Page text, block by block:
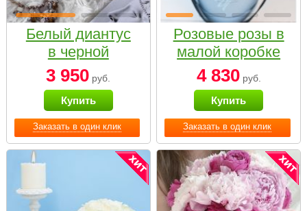
Заказать в один клик
Белый диантус
в черной
коробке Small
3 950 руб.
Купить
Заказать в один клик
Розовые розы в
малой коробке
4 830руб.
Купить